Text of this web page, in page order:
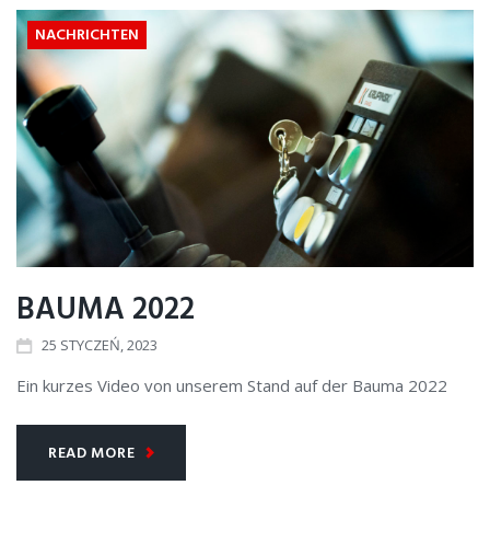
DZIEŃ:
25
STYCZNIA
2023
NACHRICHTEN
BAUMA 2022
25 STYCZEŃ, 2023
Ein kurzes Video von unserem Stand auf der Bauma 2022
READ MORE